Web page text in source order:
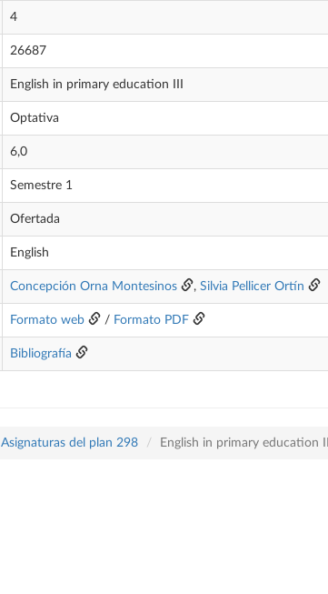
4
26687
English in primary education III
Optativa
6,0
Semestre 1
Ofertada
English
Concepción Orna Montesinos , Silvia Pellicer Ortín
Formato web / Formato PDF
Bibliografía
Asignaturas del plan 298 English in primary education III